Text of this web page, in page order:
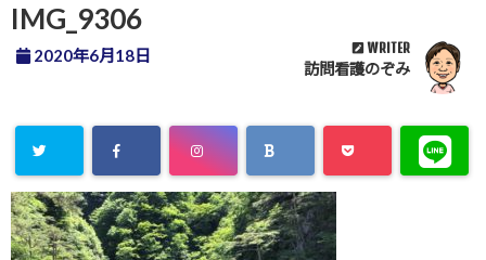
IMG_9306
2020年6月18日 WRITER
訪問看護のぞみ